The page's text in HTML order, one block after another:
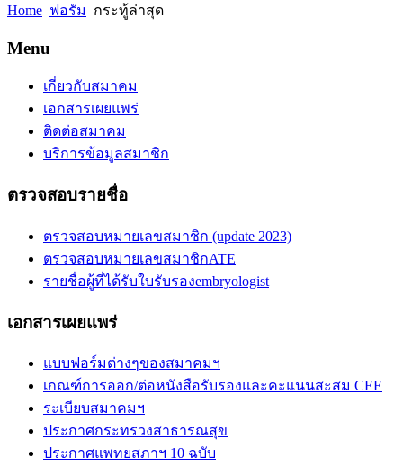
Home ฟอรัม กระทู้ล่าสุด
Menu
เกี่ยวกับสมาคม
เอกสารเผยแพร่
ติดต่อสมาคม
บริการข้อมูลสมาชิก
ตรวจสอบรายชื่อ
ตรวจสอบหมายเลขสมาชิก (update 2023)
ตรวจสอบหมายเลขสมาชิกATE
รายชื่อผู้ที่ได้รับใบรับรองembryologist
เอกสารเผยแพร่
แบบฟอร์มต่างๆของสมาคมฯ
เกณฑ์การออก/ต่อหนังสือรับรองและคะแนนสะสม CEE
ระเบียบสมาคมฯ
ประกาศกระทรวงสาธารณสุข
ประกาศแพทยสภาฯ 10 ฉบับ